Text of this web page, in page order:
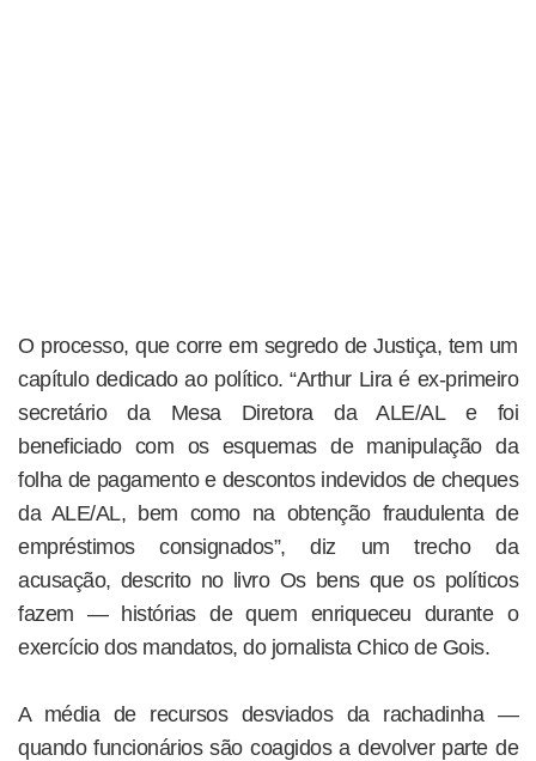
O processo, que corre em segredo de Justiça, tem um
capítulo dedicado ao político. “Arthur Lira é ex-primeiro
secretário da Mesa Diretora da ALE/AL e foi
beneficiado com os esquemas de manipulação da
folha de pagamento e descontos indevidos de cheques
da ALE/AL, bem como na obtenção fraudulenta de
empréstimos consignados”, diz um trecho da
acusação, descrito no livro Os bens que os políticos
fazem — histórias de quem enriqueceu durante o
exercício dos mandatos, do jornalista Chico de Gois.
A média de recursos desviados da rachadinha —
quando funcionários são coagidos a devolver parte de